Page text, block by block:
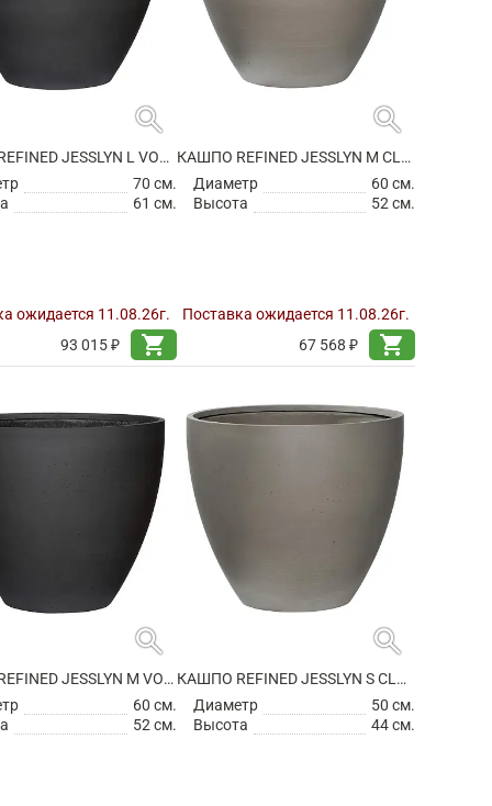
search
КАШПО REFINED JESSLYN L VOLCANO BLACK
70 см.
61 см.
ожидается 11.08.26г.
93 015 ₽
shopping_cart
search
КАШПО REFINED JESSLYN M CLOUDED GREY
Диаметр
60 см.
Высота
52 см.
Поставка ожидается 11.08.26г.
67 568 ₽
shopping_cart
search
КАШПО REFINED JESSLYN M VOLCANO BLACK
60 см.
52 см.
search
КАШПО REFINED JESSLYN S CLOUDED GREY
Диаметр
50 см.
Высота
44 см.